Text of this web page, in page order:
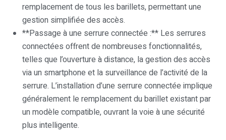
remplacement de tous les barillets, permettant une
gestion simplifiée des accès.
**Passage à une serrure connectée :** Les serrures
connectées offrent de nombreuses fonctionnalités,
telles que l’ouverture à distance, la gestion des accès
via un smartphone et la surveillance de l’activité de la
serrure. L’installation d’une serrure connectée implique
généralement le remplacement du barillet existant par
un modèle compatible, ouvrant la voie à une sécurité
plus intelligente.